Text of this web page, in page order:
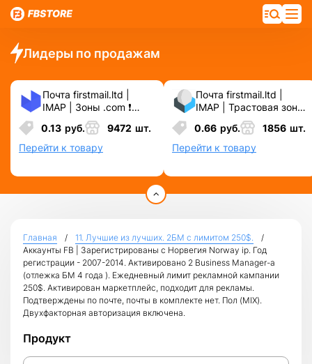
Лидеры по продажам
Почта firstmail.ltd |
IMAP | Зоны .com ❗️
Новые, Чистые,
Вечные ❗️ Для
различных сервисов и
соц.сетей.
0.13 руб. 9472 шт.
Перейти к товару
Почта firstmail.ltd |
IMAP | Трастовая зона
.COM ❗️ Новые, Чистые
❗️ С реальными
логинами | ☑️
Специально для ФБ/
0.66 руб. 1856 шт.
Перейти к товару
Главная
11. Лучшие из лучших. 2БМ c лимитом 250$.
Аккаунты FB | Зарегистрированы с Норвегия Norway ip. Год
регистрации - 2007-2014. Активировано 2 Business Manager-а
(отлежка БМ 4 года ). Ежедневный лимит рекламной кампании
250$. Активирован маркетплейс, подходит для рекламы.
Подтверждены по почте, почты в комплекте нет. Пол (MIX).
Двухфакторная авторизация включена.
Продукт